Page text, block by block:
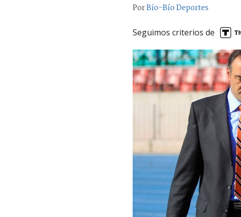
PorBío-Bío Deportes
Seguimos criterios de